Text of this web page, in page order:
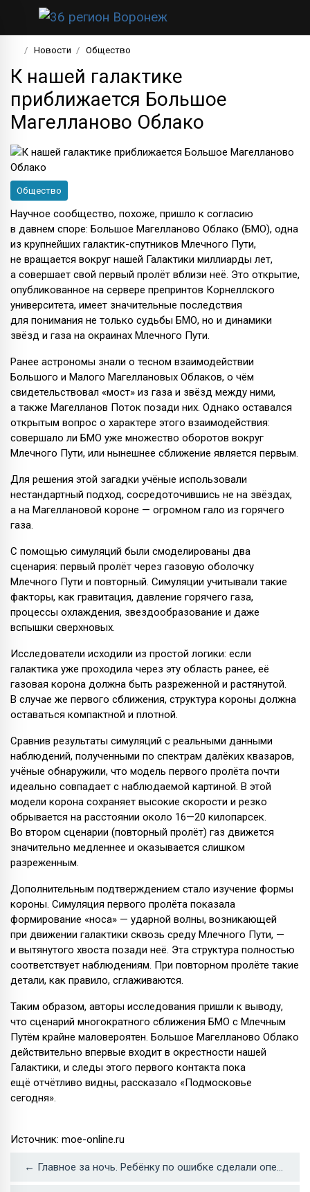
Новости Общество
К нашей галактике
приближается Большое
Магелланово Облако
Общество
Научное сообщество, похоже, пришло к согласию
в давнем споре: Большое Магелланово Облако (БМО), одна
из крупнейших галактик-спутников Млечного Пути,
не вращается вокруг нашей Галактики миллиарды лет,
а совершает свой первый пролёт вблизи неё. Это открытие,
опубликованное на сервере препринтов Корнеллского
университета, имеет значительные последствия
для понимания не только судьбы БМО, но и динамики
звёзд и газа на окраинах Млечного Пути.
Ранее астрономы знали о тесном взаимодействии
Большого и Малого Магеллановых Облаков, о чём
свидетельствовал «мост» из газа и звёзд между ними,
а также Магелланов Поток позади них. Однако оставался
открытым вопрос о характере этого взаимодействия:
совершало ли БМО уже множество оборотов вокруг
Млечного Пути, или нынешнее сближение является первым.
Для решения этой загадки учёные использовали
нестандартный подход, сосредоточившись не на звёздах,
а на Магеллановой короне — огромном гало из горячего
газа.
С помощью симуляций были смоделированы два
сценария: первый пролёт через газовую оболочку
Млечного Пути и повторный. Симуляции учитывали такие
факторы, как гравитация, давление горячего газа,
процессы охлаждения, звездообразование и даже
вспышки сверхновых.
Исследователи исходили из простой логики: если
галактика уже проходила через эту область ранее, её
газовая корона должна быть разреженной и растянутой.
В случае же первого сближения, структура короны должна
оставаться компактной и плотной.
Сравнив результаты симуляций с реальными данными
наблюдений, полученными по спектрам далёких квазаров,
учёные обнаружили, что модель первого пролёта почти
идеально совпадает с наблюдаемой картиной. В этой
модели корона сохраняет высокие скорости и резко
обрывается на расстоянии около 16—20 килопарсек.
Во втором сценарии (повторный пролёт) газ движется
значительно медленнее и оказывается слишком
разреженным.
Дополнительным подтверждением стало изучение формы
короны. Симуляция первого пролёта показала
формирование «носа» — ударной волны, возникающей
при движении галактики сквозь среду Млечного Пути, —
и вытянутого хвоста позади неё. Эта структура полностью
соответствует наблюдениям. При повторном пролёте такие
детали, как правило, сглаживаются.
Таким образом, авторы исследования пришли к выводу,
что сценарий многократного сближения БМО с Млечным
Путём крайне маловероятен. Большое Магелланово Облако
действительно впервые входит в окрестности нашей
Галактики, и следы этого первого контакта пока
ещё отчётливо видны, рассказало «Подмосковье
сегодня».
Источник: moe-online.ru
← Главное за ночь. Ребёнку по ошибке сделали операцию на половом органе, ОСАГО убыточен в 60 регионах России